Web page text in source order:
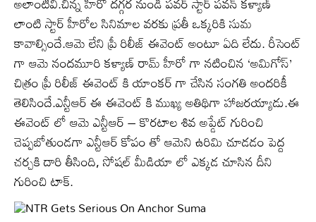
లాంటి స్టార్ హీరోల సినిమాల వరకు ప్రతీ ఒక్కరికి సుమ
కావాల్సిందే.ఆమె లేని ప్రీ రిలీజ్ ఈవెంట్ అంటూ ఏది లేదు. రీసెంట్
గా ఆమె నందమూరి కళ్యాణ్ రామ్ హీరో గా నటించిన ‘అమిగోస్’
చిత్రం ప్రీ రిలీజ్ ఈవెంట్ కి యాంకర్ గా చేసిన సంగతి అందరికీ
తెలిసిందే.ఎన్టీఆర్ ఈ ఈవెంట్ కి ముఖ్య అతిథిగా హాజరయ్యాడు.ఈ
ఈవెంట్ లో ఆమె ఎన్టీఆర్ – కొరటాల శివ అప్డేట్ గురించి
చెప్పబోతుండగా ఎన్టీఆర్ కోపం తో ఆమెని ఉరిమి చూడడం పెద్ద
చర్చకి దారి తీసింది, సోషల్ మీడియా లో ఎక్కడ చూసిన దీని
గురించి టాక్.